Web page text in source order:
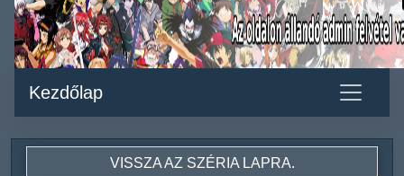
Kezdőlap
VISSZA AZ SZÉRIA LAPRA.